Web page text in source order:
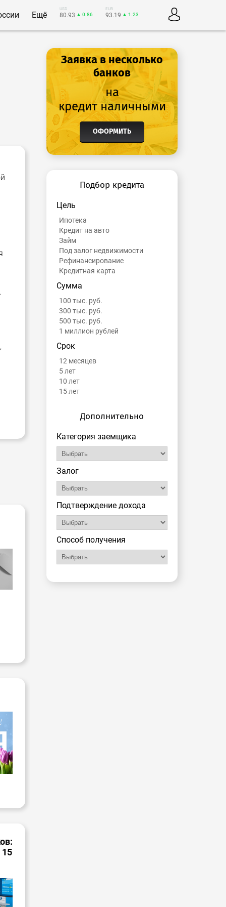
Ещё
USD
80.93 ▲ 0.86
EUR
93.19 ▲ 1.23
15
Заявка в несколько
банков
на
кредит наличными
ОФОРМИТЬ
Подбор кредита
Цель
Ипотека
Кредит на авто
Займ
Под залог недвижимости
Рефинансирование
Кредитная карта
Сумма
100 тыс. руб.
300 тыс. руб.
500 тыс. руб.
1 миллион рублей
Срок
12 месяцев
5 лет
10 лет
15 лет
Дополнительно
Категория заемщика
Залог
Подтверждение дохода
Способ получения